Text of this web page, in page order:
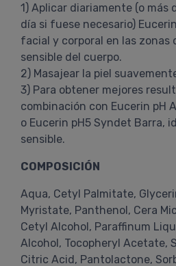
1) Aplicar diariamente (o más
día si fuese necesario)
facial y corporal en las zonas
sensible del cuerpo.
2) Masajear la piel
3) Para obtener mejores
combinación con Eucerin pH
o Eucerin pH5 Syndet Barra,
sensible.
COMPOSICIÓN
Aqua, Cetyl Palmitate,
Myristate, Panthenol, Cera
Cetyl Alcohol, Paraffinum
Alcohol, Tocopheryl Acetate,
Citric Acid, Pantolactone,